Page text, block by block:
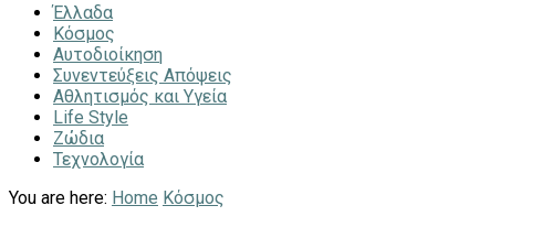
Έλλαδα
Κόσμος
Αυτοδιοίκηση
Συνεντεύξεις Απόψεις
Αθλητισμός και Υγεία
Life Style
Ζώδια
Τεχνολογία
You are here: Home Κόσμος